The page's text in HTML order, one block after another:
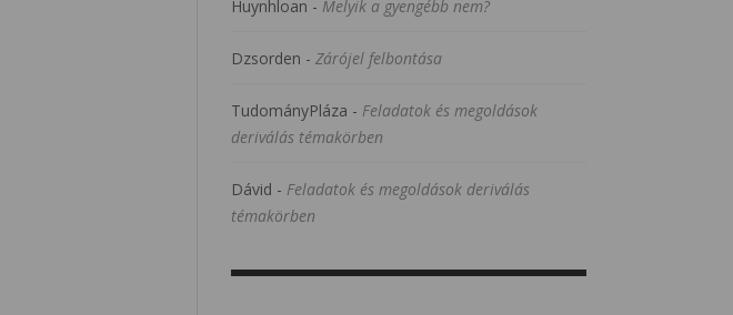
Huynhloan - Melyik a gyengébb nem?
Dzsorden - Zárójel felbontása
TudományPláza - Feladatok és megoldások
deriválás témakörben
Dávid - Feladatok és megoldások deriválás
témakörben